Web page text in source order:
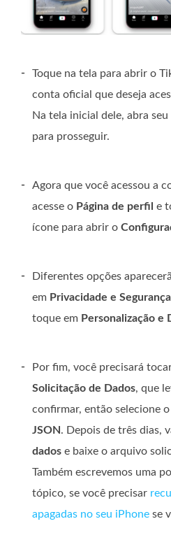
-
Toque na tela para abrir o
conta oficial que deseja
Na tela inicial dele, abra
para prosseguir.
-
Agora que você acessou a
acesse o Página de perfil e
ícone para abrir o
-
Diferentes opções
em Privacidade e Segurança
toque em Personalização e
-
Por fim, você precisará
Solicitação de Dados, que
confirmar, então selecione
JSON. Depois de três dias,
dados e baixe o arquivo
Também escrevemos uma
tópico, se você precisar
apagadas no seu iPhone se